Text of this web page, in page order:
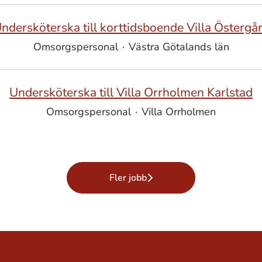
till korttidsboende Villa
Omsorgspersonal · Västra Götalands län
Undersköterska till Villa Orrholmen Karlstad
Omsorgspersonal · Villa Orrholmen
Fler jobb